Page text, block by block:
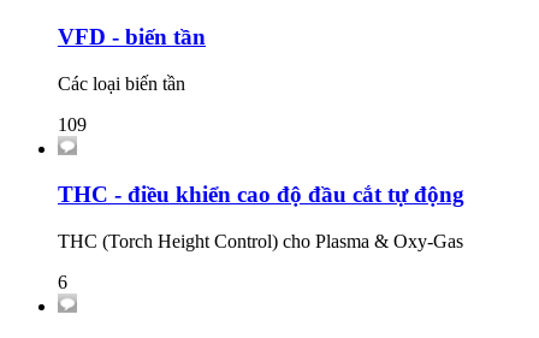
VFD - biến tần
Các loại biến tần
109
THC - điều khiển cao độ đầu cắt tự động
THC (Torch Height Control) cho Plasma & Oxy-Gas
6